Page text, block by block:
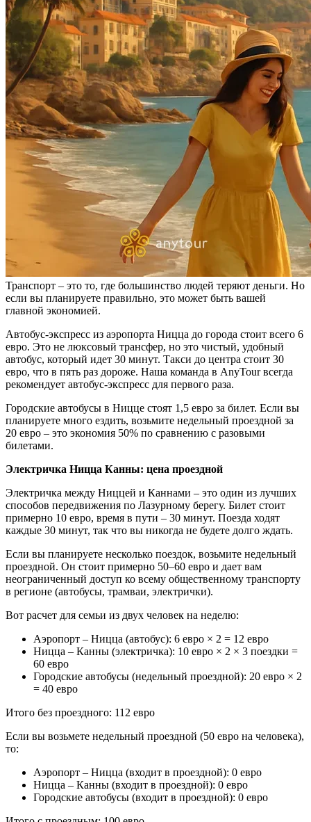
Транспорт – это то, где большинство людей теряют деньги. Но
если вы планируете правильно, это может быть вашей
главной экономией.
Автобус-экспресс из аэропорта Ницца до города стоит всего 6
евро. Это не люксовый трансфер, но это чистый, удобный
автобус, который идет 30 минут. Такси до центра стоит 30
евро, что в пять раз дороже. Наша команда в AnyTour всегда
рекомендует автобус-экспресс для первого раза.
Городские автобусы в Ницце стоят 1,5 евро за билет. Если вы
планируете много ездить, возьмите недельный проездной за
20 евро – это экономия 50% по сравнению с разовыми
билетами.
Электричка Ницца Канны: цена проездной
Электричка между Ниццей и Каннами – это один из лучших
способов передвижения по Лазурному берегу. Билет стоит
примерно 10 евро, время в пути – 30 минут. Поезда ходят
каждые 30 минут, так что вы никогда не будете долго ждать.
Если вы планируете несколько поездок, возьмите недельный
проездной. Он стоит примерно 50–60 евро и дает вам
неограниченный доступ ко всему общественному транспорту
в регионе (автобусы, трамваи, электрички).
Вот расчет для семьи из двух человек на неделю:
Аэропорт – Ницца (автобус): 6 евро × 2 = 12 евро
Ницца – Канны (электричка): 10 евро × 2 × 3 поездки =
60 евро
Городские автобусы (недельный проездной): 20 евро × 2
= 40 евро
Итого без проездного: 112 евро
Если вы возьмете недельный проездной (50 евро на человека),
то:
Аэропорт – Ницца (входит в проездной): 0 евро
Ницца – Канны (входит в проездной): 0 евро
Городские автобусы (входит в проездной): 0 евро